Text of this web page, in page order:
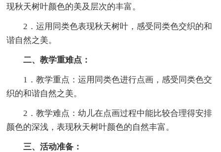
现秋天树叶颜色的美及层次的丰富。
2．运用同类色表现秋天树叶，感受同类色交织的和
谐自然之美。
二、教学重难点：
1．教学重点：运用同类色进行点画，感受同类色交
织的和谐自然之美。
2．教学难点：幼儿在点画过程中能比较合理得安排
颜色的深浅，表现秋天树叶颜色的自然丰富。
三、活动准备：